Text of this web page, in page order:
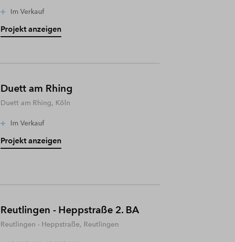
Im Verkauf
Projekt anzeigen
Duett am Rhing
Duett am Rhing, Köln
Im Verkauf
Projekt anzeigen
Reutlingen - Heppstraße 2. BA
Reutlingen - Heppstraße, Reutlingen